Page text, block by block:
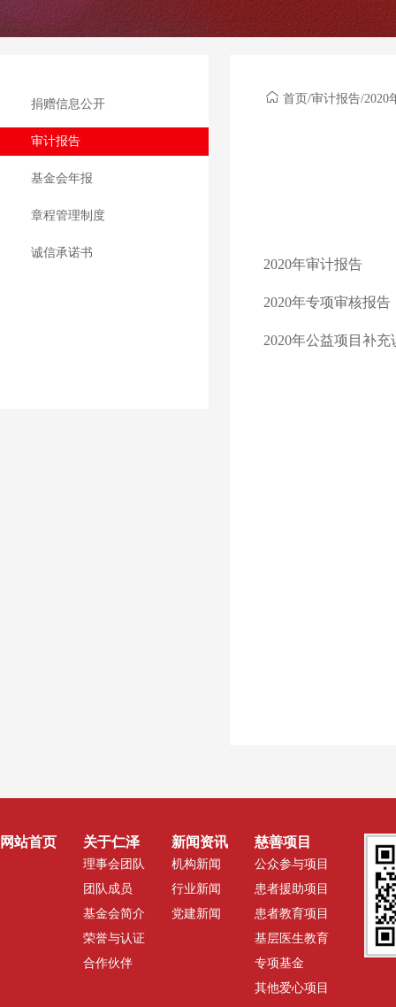
捐赠信息公开
审计报告
基金会年报
章程管理制度
诚信承诺书
首页 /审计报告/2020
2020年审计报告
2020年专项审核报告
2020年公益项目补充
网站首页 关于仁泽
理事会团队
团队成员
基金会简介
荣誉与认证
合作伙伴
新闻资讯
机构新闻
行业新闻
党建新闻
慈善项目
公众参与项目
患者援助项目
患者教育项目
基层医生教育
专项基金
其他爱心项目